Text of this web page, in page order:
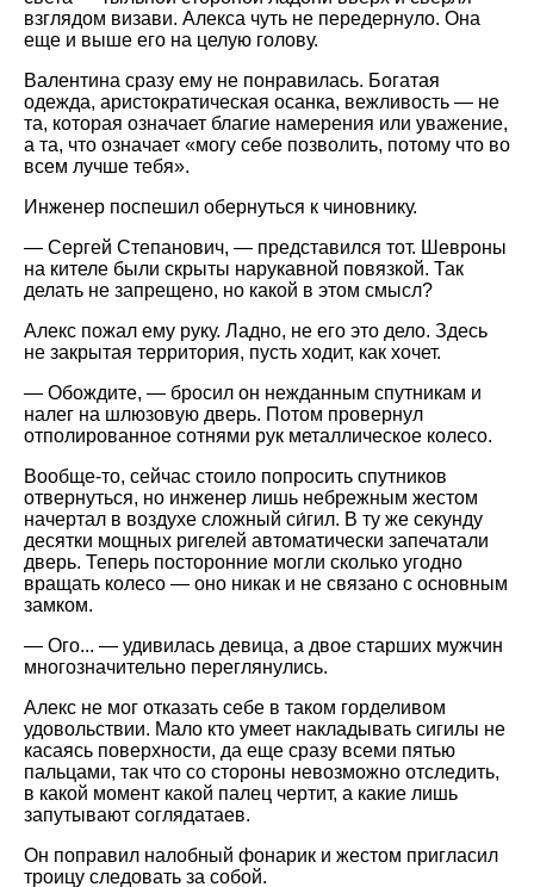
взглядом визави. Алекса чуть не передернуло. Она
еще и выше его на целую голову.
Валентина сразу ему не понравилась. Богатая
одежда, аристократическая осанка, вежливость — не
та, которая означает благие намерения или уважение,
а та, что означает «могу себе позволить, потому что во
всем лучше тебя».
Инженер поспешил обернуться к чиновнику.
— Сергей Степанович, — представился тот. Шевроны
на кителе были скрыты нарукавной повязкой. Так
делать не запрещено, но какой в этом смысл?
Алекс пожал ему руку. Ладно, не его это дело. Здесь
не закрытая территория, пусть ходит, как хочет.
— Обождите, — бросил он нежданным спутникам и
налег на шлюзовую дверь. Потом провернул
отполированное сотнями рук металлическое колесо.
Вообще-то, сейчас стоило попросить спутников
отвернуться, но инженер лишь небрежным жестом
начертал в воздухе сложный си́гил. В ту же секунду
десятки мощных ригелей автоматически запечатали
дверь. Теперь посторонние могли сколько угодно
вращать колесо — оно никак и не связано с основным
замком.
— Ого... — удивилась девица, а двое старших мужчин
многозначительно переглянулись.
Алекс не мог отказать себе в таком горделивом
удовольствии. Мало кто умеет накладывать сигилы не
касаясь поверхности, да еще сразу всеми пятью
пальцами, так что со стороны невозможно отследить,
в какой момент какой палец чертит, а какие лишь
запутывают соглядатаев.
Он поправил налобный фонарик и жестом пригласил
троицу следовать за собой.